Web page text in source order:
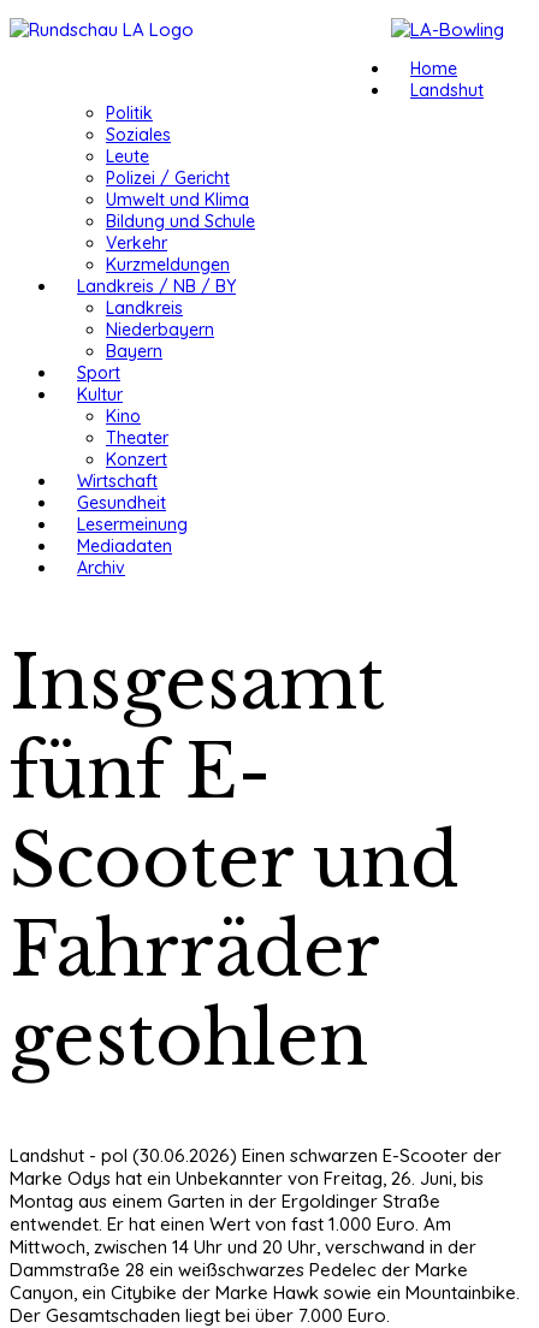
Home
Landshut
Politik
Soziales
Leute
Polizei / Gericht
Umwelt und Klima
Bildung und Schule
Verkehr
Kurzmeldungen
Landkreis / NB / BY
Landkreis
Niederbayern
Bayern
Sport
Kultur
Kino
Theater
Konzert
Wirtschaft
Gesundheit
Lesermeinung
Mediadaten
Archiv
Insgesamt
fünf E-
Scooter und
Fahrräder
gestohlen
Landshut - pol (30.06.2026) Einen schwarzen E-Scooter der
Marke Odys hat ein Unbekannter von Freitag, 26. Juni, bis
Montag aus einem Garten in der Ergoldinger Straße
entwendet. Er hat einen Wert von fast 1.000 Euro. Am
Mittwoch, zwischen 14 Uhr und 20 Uhr, verschwand in der
Dammstraße 28 ein weißschwarzes Pedelec der Marke
Canyon, ein Citybike der Marke Hawk sowie ein Mountainbike.
Der Gesamtschaden liegt bei über 7.000 Euro.